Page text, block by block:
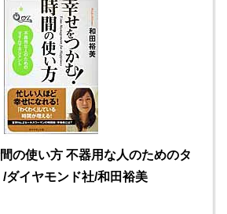
の使い方 不器用な人のためのタ
ダイヤモンド社/和田裕美